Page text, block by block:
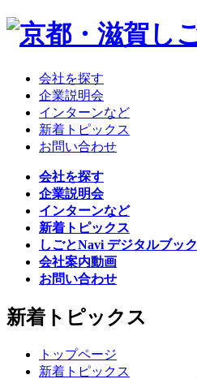
会社を探す
企業説明会
インターンなど
新着トピックス
お問い合わせ
会社を探す
企業説明会
インターンなど
新着トピックス
しごとNavi デジタルブック
会社案内動画
お問い合わせ
新着トピックス
トップページ
新着トピックス